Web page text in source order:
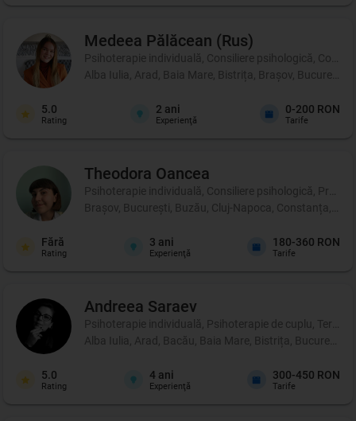
Medeea Pălăcean (Rus)
Psihoterapie individuală, Consiliere psihologică,
Alba Iulia, Arad, Baia Mare, Bistrița, Brașov, București,
5.0
Rating
2 ani
Experienţă
0-200 RON
Tarife
Theodora Oancea
Psihoterapie individuală, Consiliere psihologică, Profil
Brașov, București, Buzău, Cluj-Napoca, Constanța,
Fără
Rating
3 ani
Experienţă
180-360 RON
Tarife
Andreea Saraev
Psihoterapie individuală, Psihoterapie de cuplu, Terapie
Alba Iulia, Arad, Bacău, Baia Mare, Bistrița, București,
5.0
Rating
4 ani
Experienţă
300-450 RON
Tarife